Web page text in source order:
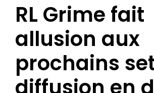
RL Grime fait
allusion aux
prochains